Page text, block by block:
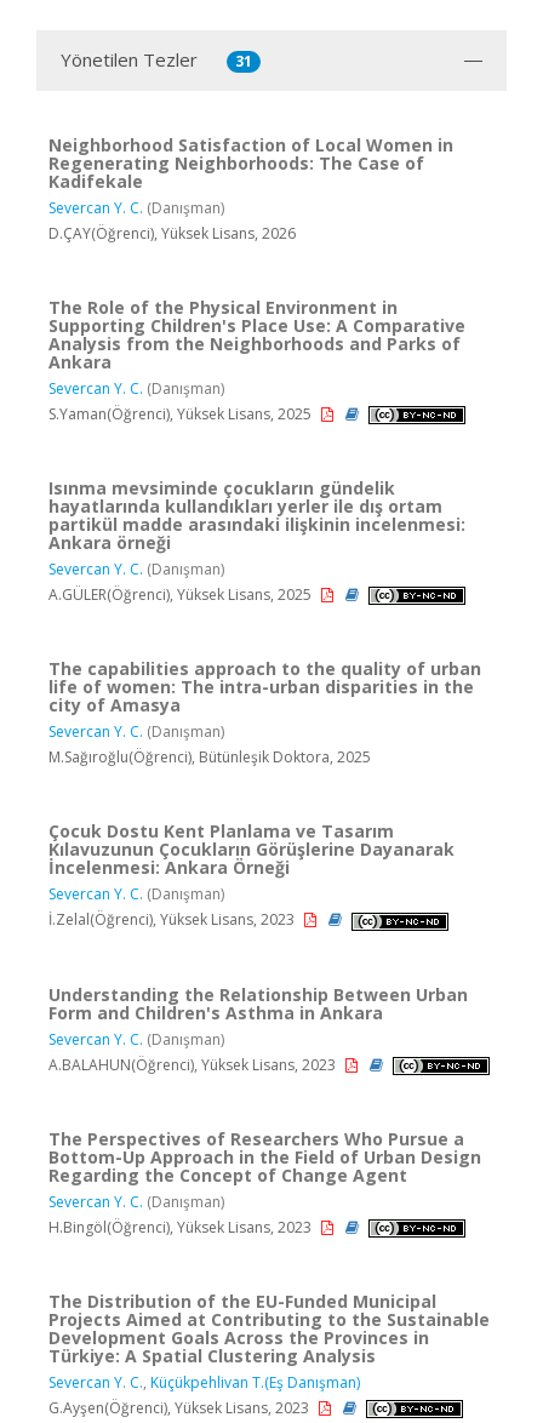
Yönetilen Tezler 31
Neighborhood Satisfaction of Local Women in
Regenerating Neighborhoods: The Case of
Kadifekale
Severcan Y. C. (Danışman)
D.ÇAY(Öğrenci), Yüksek Lisans, 2026
The Role of the Physical Environment in
Supporting Children's Place Use: A Comparative
Analysis from the Neighborhoods and Parks of
Ankara
Severcan Y. C. (Danışman)
S.Yaman(Öğrenci), Yüksek Lisans, 2025
Isınma mevsiminde çocukların gündelik
hayatlarında kullandıkları yerler ile dış ortam
partikül madde arasındaki ilişkinin incelenmesi:
Ankara örneği
Severcan Y. C. (Danışman)
A.GÜLER(Öğrenci), Yüksek Lisans, 2025
The capabilities approach to the quality of urban
life of women: The intra-urban disparities in the
city of Amasya
Severcan Y. C. (Danışman)
M.Sağıroğlu(Öğrenci), Bütünleşik Doktora, 2025
Çocuk Dostu Kent Planlama ve Tasarım
Kılavuzunun Çocukların Görüşlerine Dayanarak
İncelenmesi: Ankara Örneği
Severcan Y. C. (Danışman)
İ.Zelal(Öğrenci), Yüksek Lisans, 2023
Understanding the Relationship Between Urban
Form and Children's Asthma in Ankara
Severcan Y. C. (Danışman)
A.BALAHUN(Öğrenci), Yüksek Lisans, 2023
The Perspectives of Researchers Who Pursue a
Bottom-Up Approach in the Field of Urban Design
Regarding the Concept of Change Agent
Severcan Y. C. (Danışman)
H.Bingöl(Öğrenci), Yüksek Lisans, 2023
The Distribution of the EU-Funded Municipal
Projects Aimed at Contributing to the Sustainable
Development Goals Across the Provinces in
Türkiye: A Spatial Clustering Analysis
Severcan Y. C., Küçükpehlivan T.(Eş Danışman)
G.Ayşen(Öğrenci), Yüksek Lisans, 2023